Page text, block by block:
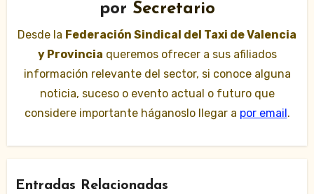
por Secretario
Desde la Federación Sindical del Taxi de Valencia
y Provincia queremos ofrecer a sus afiliados
información relevante del sector, si conoce alguna
noticia, suceso o evento actual o futuro que
considere importante háganoslo llegar a por email.
Entradas Relacionadas